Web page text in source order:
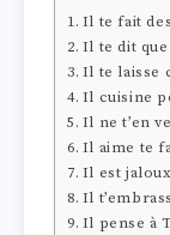
Il te fait
Il te dit
Il te laisse
Il cuisine
Il ne t’en
Il aime te
Il est jaloux
Il
Il pense à